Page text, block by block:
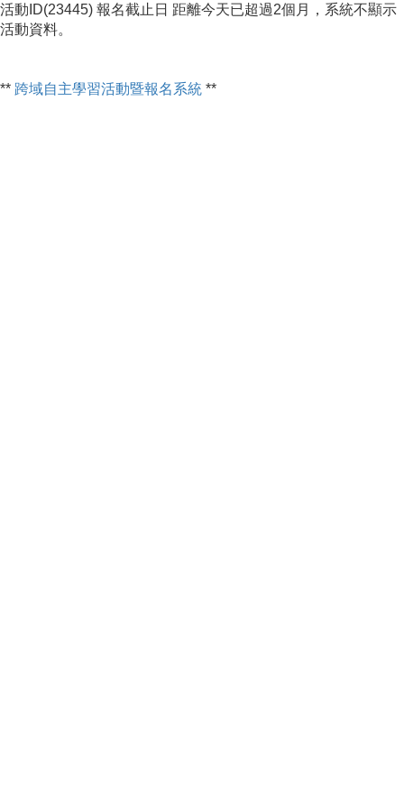
活動ID(23445) 報名截止日 距離今天已超過2個月，系統不顯示
活動資料。
** 跨域自主學習活動暨報名系統 **